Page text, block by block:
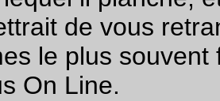
de vous
le plus
On Line.